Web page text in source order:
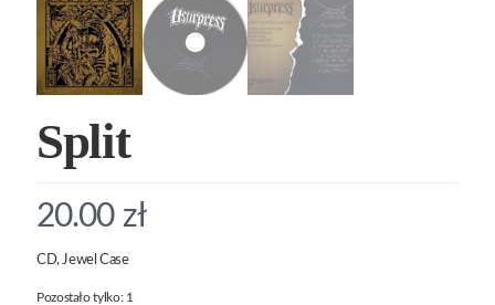
Split
20.00 zł
CD, Jewel Case
Pozostało tylko: 1